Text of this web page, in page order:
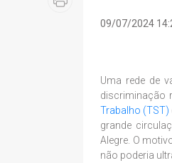
09/07/2024
Uma rede de
discriminação
Trabalho (TST)
grande
Alegre. O
não poderia